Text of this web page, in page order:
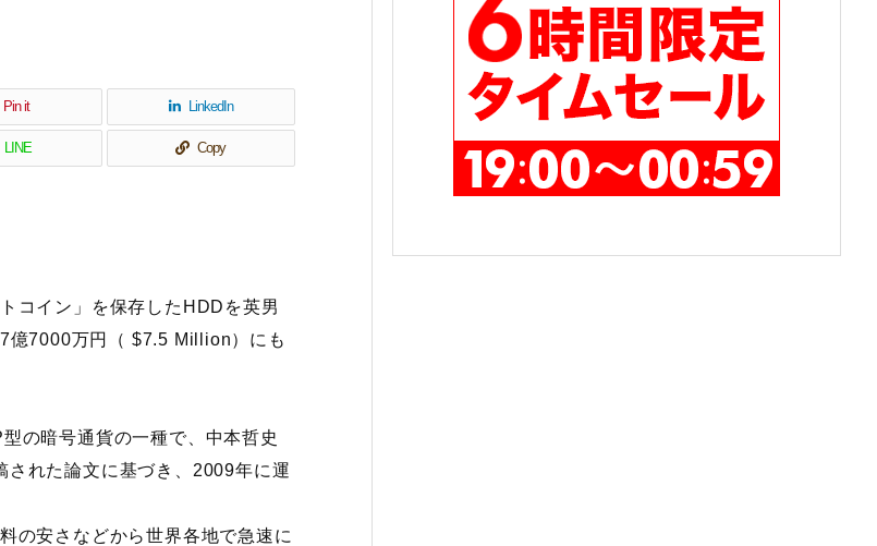
Pin it LinkedIn
LINE Copy
コイン」を保存したHDDを英男
億7000万円（ $7.5 Million）にも
の暗号通貨の一種で、中本哲史
れた論文に基づき、2009年に運
の安さなどから世界各地で急速に